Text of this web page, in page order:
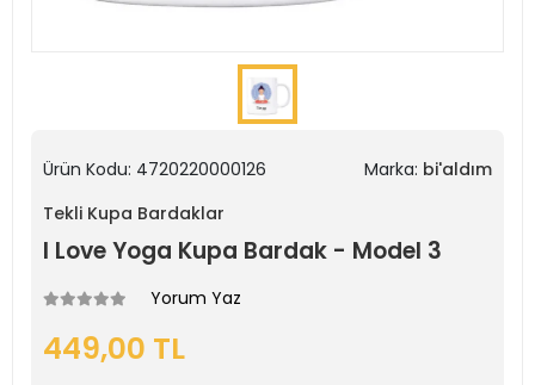
Ürün Kodu: 4720220000126 Marka: bi'aldım
Tekli Kupa Bardaklar
I Love Yoga Kupa Bardak - Model 3
Yorum Yaz
449,00 TL